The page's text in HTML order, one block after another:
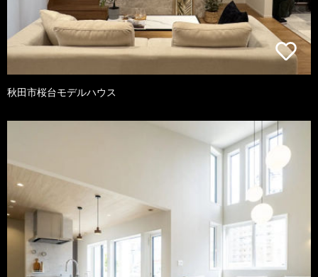
秋田市桜台モデルハウス